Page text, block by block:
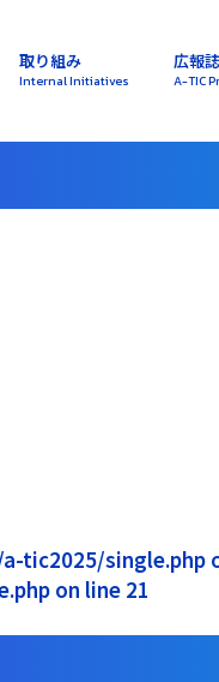
取り組み
Internal Initiatives
広報誌
A-TIC
on line 21